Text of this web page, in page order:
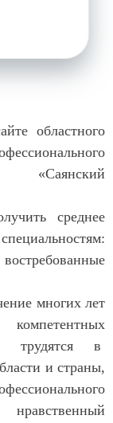
областного
«Саянский
среднее
многих лет
трудятся в
и страны,